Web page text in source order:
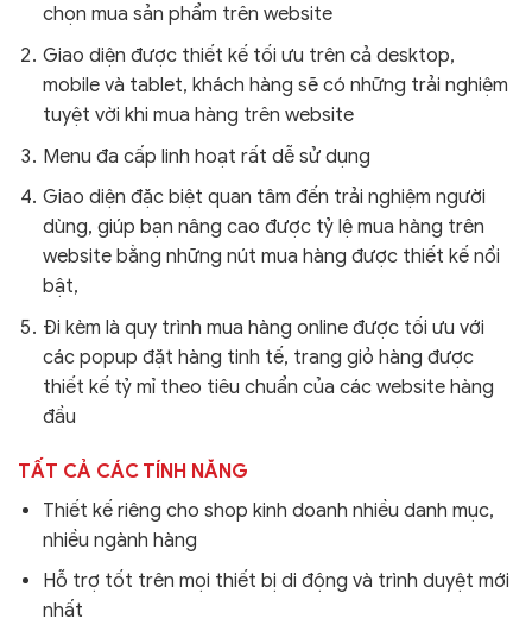
chọn mua sản phẩm trên website
Giao diện được thiết kế tối ưu trên cả desktop,
mobile và tablet, khách hàng sẽ có những trải nghiệm
tuyệt vời khi mua hàng trên website
Menu đa cấp linh hoạt rất dễ sử dụng
Giao diện đặc biệt quan tâm đến trải nghiệm người
dùng, giúp bạn nâng cao được tỷ lệ mua hàng trên
website bằng những nút mua hàng được thiết kế nổi
bật,
Đi kèm là quy trình mua hàng online được tối ưu với
các popup đặt hàng tinh tế, trang giỏ hàng được
thiết kế tỷ mỉ theo tiêu chuẩn của các website hàng
đầu
TẤT CẢ CÁC TÍNH NĂNG
Thiết kế riêng cho shop kinh doanh nhiều danh mục,
nhiều ngành hàng
Hỗ trợ tốt trên mọi thiết bị di động và trình duyệt mới
nhất